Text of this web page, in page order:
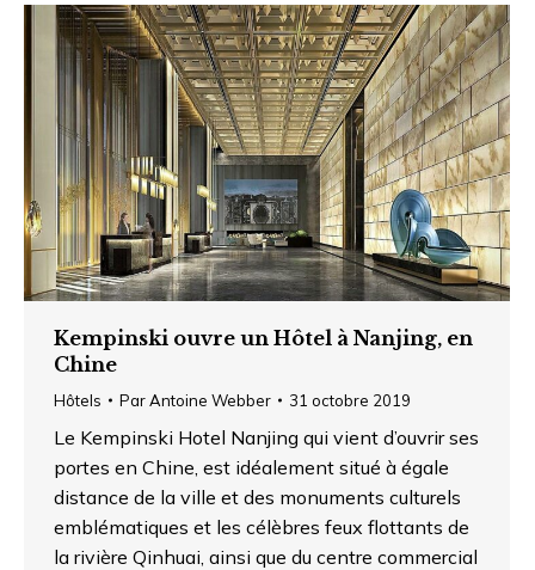
Kempinski ouvre un Hôtel à Nanjing, en
Chine
Hôtels ParAntoine Webber 31 octobre 2019
Le Kempinski Hotel Nanjing qui vient d’ouvrir ses
portes en Chine, est idéalement situé à égale
distance de la ville et des monuments culturels
emblématiques et les célèbres feux flottants de
la rivière Qinhuai, ainsi que du centre commercial